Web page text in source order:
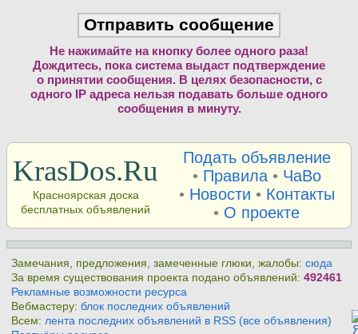
Не нажимайте на кнопку более одного раза!
Дождитесь, пока система выдаст подтверждение
о принятии сообщения. В целях безопасности, с
одного IP адреса нельзя подавать больше одного
сообщения в минуту.
KrasDos.Ru
Красноярская доска
бесплатных объявлений
Подать объявление
• Правила• ЧаВо
• Новости • Контакты
• О проекте
Замечания, предложения, замеченные глюки, жалобы:сюда
За время существования проекта подано объявлений:492461
Рекламные возможности ресурса
Вебмастеру:блок последних объявлений
Всем:лента последних объявлений в RSS (все объявления)